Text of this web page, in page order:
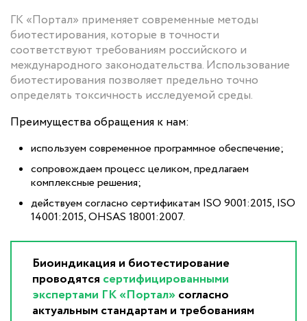
ГК «Портал» применяет современные методы
биотестирования, которые в точности
соответствуют требованиям российского и
международного законодательства. Использование
биотестирования позволяет предельно точно
определять токсичность исследуемой среды.
Преимущества обращения к нам:
используем современное программное обеспечение;
сопровождаем процесс целиком, предлагаем
комплексные решения;
действуем согласно сертификатам ISO 9001:2015, ISO
14001:2015, OHSAS 18001:2007.
Биоиндикация и биотестирование
проводятся сертифицированными
экспертами ГК «Портал»согласно
актуальным стандартам и требованиям